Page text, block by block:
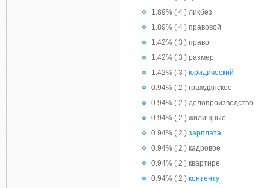
1.89% ( 4 ) ликбез
1.89% ( 4 ) правовой
1.42% ( 3 ) право
1.42% ( 3 ) размер
1.42% ( 3 ) юридический
0.94% ( 2 ) гражданское
0.94% ( 2 ) делопроизводство
0.94% ( 2 ) жилищные
0.94% ( 2 ) зарплата
0.94% ( 2 ) кадровое
0.94% ( 2 ) квартире
0.94% ( 2 ) контенту